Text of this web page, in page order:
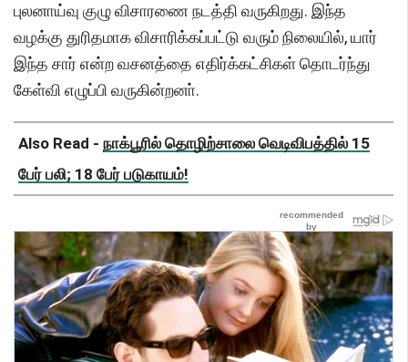
புலனாய்வு குழு விசாரணை நடத்தி வருகிறது. இந்த
வழக்கு துரிதமாக விசாரிக்கப்பட்டு வரும் நிலையில், யார்
இந்த சார் என்ற வசனத்தை எதிர்க்கட்சிகள் தொடர்ந்து
கேள்வி எழுப்பி வருகின்றனா்.
Also Read - நாக்பூரில் தொழிற்சாலை வெடிவிபத்தில் 15
பேர் பலி; 18 பேர் படுகாயம்!